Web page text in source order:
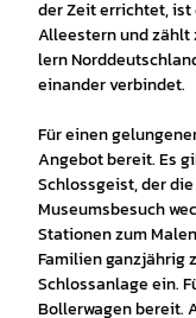
der Zeit er­rich­tet, ist
Al­lee­stern und
lern
ein­an­der ver­bin­det.
Für ei­nen
An­ge­bot be­reit. Es
Schloss­geist, der
Mu­se­ums­be­such
Sta­tio­nen zum
Fa­mi­li­en ganz­jäh­rig
Schloss­an­la­ge ein.
Bol­ler­wa­gen be­reit.